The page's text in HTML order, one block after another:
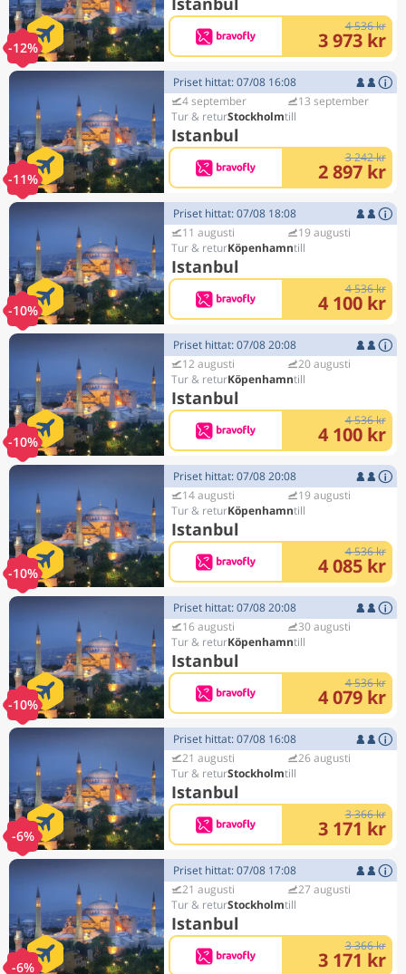
-12%
4 536 kr
3 973 kr
-11%
Priset hittat: 07/08 16:08
4 september
Stockholm
Istanbul
13 september
3 242 kr
2 897 kr
-10%
Priset hittat: 07/08 18:08
11 augusti
Köpenhamn
Istanbul
19 augusti
4 536 kr
4 100 kr
-10%
Priset hittat: 07/08 20:08
12 augusti
Köpenhamn
Istanbul
20 augusti
4 536 kr
4 100 kr
-10%
Priset hittat: 07/08 20:08
14 augusti
Köpenhamn
Istanbul
19 augusti
4 536 kr
4 085 kr
-10%
Priset hittat: 07/08 20:08
16 augusti
Köpenhamn
Istanbul
30 augusti
4 536 kr
4 079 kr
-6%
Priset hittat: 07/08 16:08
21 augusti
Stockholm
Istanbul
26 augusti
3 366 kr
3 171 kr
-6%
Priset hittat: 07/08 17:08
21 augusti
Stockholm
Istanbul
27 augusti
3 366 kr
3 171 kr